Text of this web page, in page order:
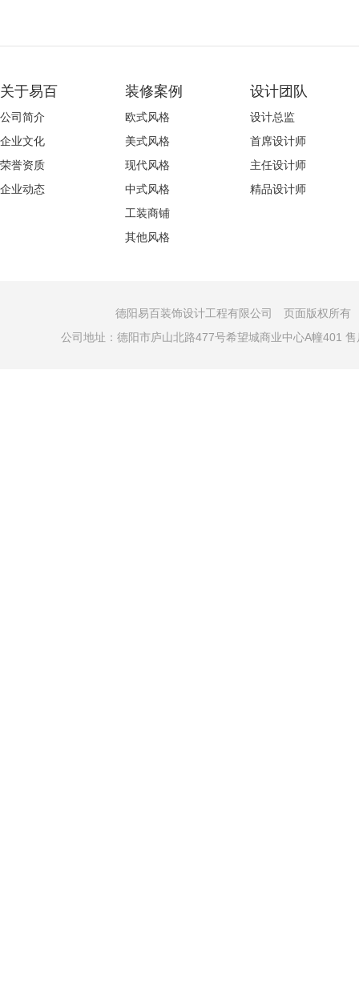
关于易百
公司简介
企业文化
荣誉资质
企业动态
装修案例
欧式风格
美式风格
现代风格
中式风格
工装商铺
其他风格
设计团队
设计总监
首席设计师
主任设计师
精品设计师
德阳易百装饰设计工程有限公司 页面版权所
公司地址：德阳市庐山北路477号希望城商业中心A幢401